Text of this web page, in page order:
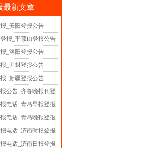
最新文章
_安阳登报公告
报_平顶山登报公告
_洛阳登报公告
_开封登报公告
_新疆登报公告
公告_齐鲁晚报刊登
电话_青岛早报登报
电话_青岛晚报登报
电话_济南时报登报
电话_济南日报登报